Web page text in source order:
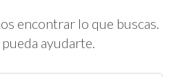
encontrar lo que buscas.
ayudarte.